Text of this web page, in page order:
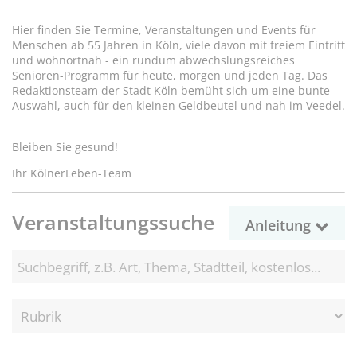
Hier finden Sie Termine, Veranstaltungen und Events für
Menschen ab 55 Jahren in Köln, viele davon mit freiem Eintritt
und wohnortnah - ein rundum abwechslungsreiches
Senioren-Programm für heute, morgen und jeden Tag. Das
Redaktionsteam der Stadt Köln bemüht sich um eine bunte
Auswahl, auch für den kleinen Geldbeutel und nah im Veedel.
Bleiben Sie gesund!
Ihr KölnerLeben-Team
Veranstaltungssuche Anleitung